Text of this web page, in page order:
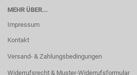
MEHR ÜBER...
Impressum
Kontakt
Versand- & Zahlungsbedingungen
Widerrufsrecht & Muster-Widerrufsformular